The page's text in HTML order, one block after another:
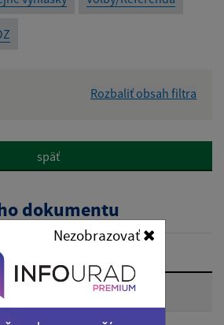
Rozbaliť obsah filtra
od:
do:
späť
dokumentu
Nezobrazovať